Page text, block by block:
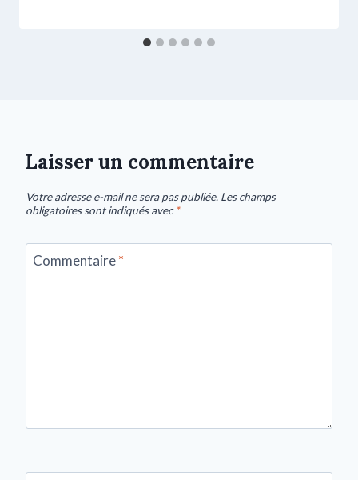
Laisser un commentaire
Votre adresse e-mail ne sera pas publiée. Les champs
obligatoires sont indiqués avec*
Commentaire*